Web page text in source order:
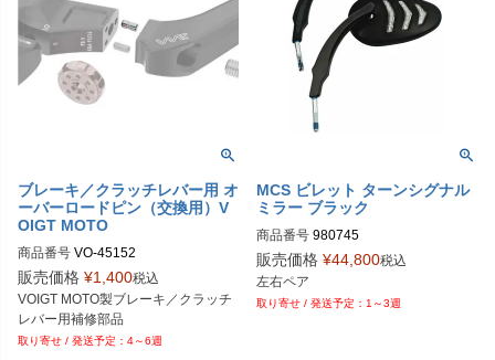
ブレーキ／クラッチレバー用 オ
ーバーロードピン（交換用）V
OIGT MOTO
商品番号 VO-45152
販売価格 ¥1,400税込
VOIGT MOTO製ブレーキ／クラッチ
レバー用補修部品
4～6週
MCS ビレット ターンシグナル
ミラー ブラック
商品番号 980745
https://www.motorcyclestorehouse.co
m/product/980745
販売価格 ¥44,800税込
左右ペア
1～3週